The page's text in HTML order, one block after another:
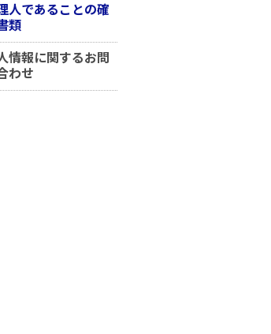
人であることの確
類
情報に関するお問
わせ